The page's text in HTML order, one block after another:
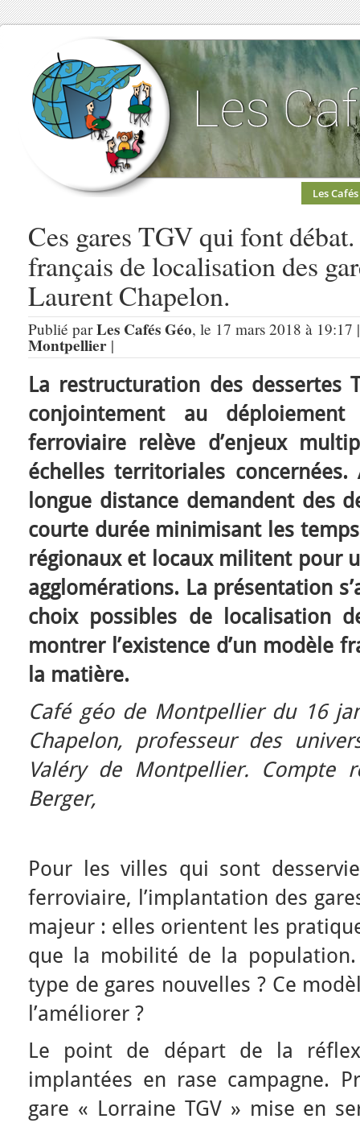
Les Cafés
Ces gares TGV qui font
français de localisation des
Laurent Chapelon.
Publié parLes Cafés Géo, le 17 mars 2018 à
Montpellier |
La restructuration des dessertes
conjointement au
ferroviaire relève d’enjeux
échelles territoriales
longue distance demandent des
courte durée minimisant les
régionaux et locaux militent pour
agglomérations. La présentation
choix possibles de localisation
montrer l’existence d’un modèle
la matière.
Café géo de Montpellier du 16
Chapelon, professeur des
Valéry de Montpellier. Compte
Berger,
Pour les villes qui sont
ferroviaire, l’implantation des
majeur : elles orientent les
que la mobilité de la
type de gares nouvelles ? Ce
l’améliorer ?
Le point de départ de la
implantées en rase campagne.
gare « Lorraine TGV » mise en